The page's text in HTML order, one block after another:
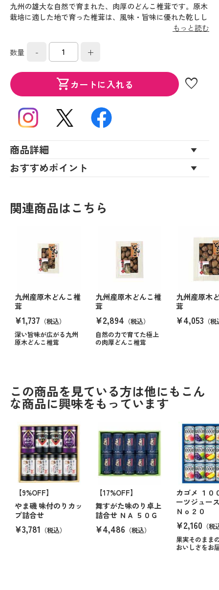
九州の雄大な自然で育まれた、肉厚のどんこ椎茸です。原木
栽培に適した地で育った椎茸は、風味・旨味に優れた乾しし
もっと読む
数量 - +
shopping_cartカートに入れる favorite
商品詳細
おすすめポイント
関連商品はこちら
九州産原木どんこ椎
茸
¥1,737 （税込）
深い旨味が広がる九州
原木どんこ椎茸
九州産原木どんこ椎
茸
¥2,894 （税込）
自然の力で育てた極上
の肉厚どんこ椎茸
九州産原木
茸
¥4,053 （
この商品を見ている方は他にもこん
な商品に興味をもっています
【9%OFF】
やま磯 味付のりカッ
プ詰合せ
¥3,781 （税込）
【17%OFF】
舞すがた味のり卓上
詰合せ ＮＡ ５０Ｇ
¥4,486 （税込）
カゴメ １０
ーツジュー
Ｎｏ２０
¥2,160 （税
果実そのまま
おいしさをお